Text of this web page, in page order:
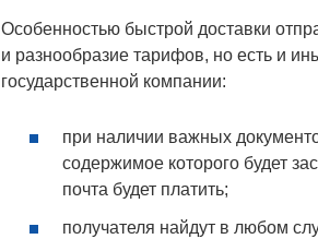
Особенностью быстрой доставки
и разнообразие тарифов, но есть и
государственной компании:
при наличии важных
содержимое которого будет
почта будет платить;
получателя найдут в любом